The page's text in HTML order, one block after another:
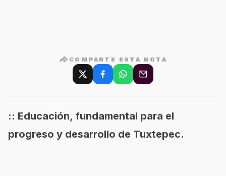
COMPARTE ESTA NOTA
:: Educación, fundamental para el
progreso y desarrollo de Tuxtepec.